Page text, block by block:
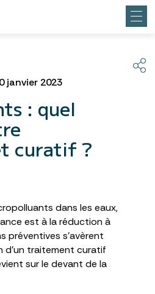
janvier 2023
: quel
curatif ?
dans les eaux,
est à la réduction à
préventives s’avèrent
d’un traitement curatif
sur le devant de la